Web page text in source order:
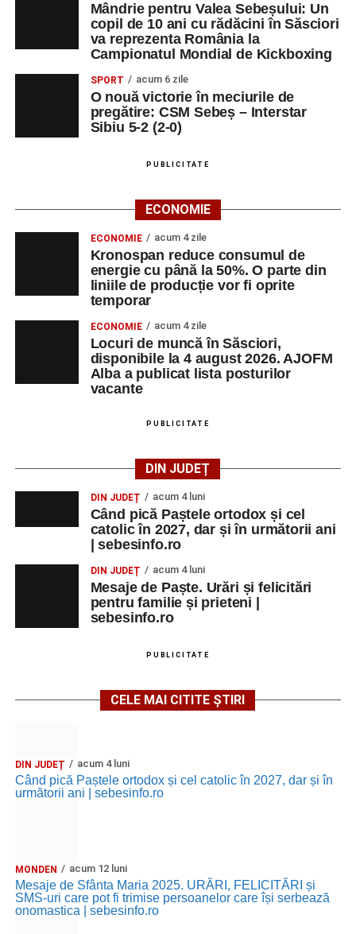
Mândrie pentru Valea Sebeșului: Un
copil de 10 ani cu rădăcini în Săsciori
va reprezenta România la
Campionatul Mondial de Kickboxing
SPORT acum 6 zile
O nouă victorie în meciurile de
pregătire: CSM Sebeș – Interstar
Sibiu 5-2 (2-0)
PUBLICITATE
ECONOMIE
ECONOMIE acum 4 zile
Kronospan reduce consumul de
energie cu până la 50%. O parte din
liniile de producție vor fi oprite
temporar
ECONOMIE acum 4 zile
Locuri de muncă în Săsciori,
disponibile la 4 august 2026. AJOFM
Alba a publicat lista posturilor
vacante
PUBLICITATE
DIN JUDEȚ
DIN JUDEȚ acum 4 luni
Când pică Paștele ortodox și cel
catolic în 2027, dar și în următorii ani
| sebesinfo.ro
DIN JUDEȚ acum 4 luni
Mesaje de Paște. Urări și felicitări
pentru familie și prieteni |
sebesinfo.ro
PUBLICITATE
CELE MAI CITITE ȘTIRI
DIN JUDEȚ acum 4 luni
Când pică Paștele ortodox și cel catolic în 2027, dar și în
următorii ani | sebesinfo.ro
MONDEN acum 12 luni
Mesaje de Sfânta Maria 2025. URĂRI, FELICITĂRI și
SMS-uri care pot fi trimise persoanelor care își serbează
onomastica | sebesinfo.ro